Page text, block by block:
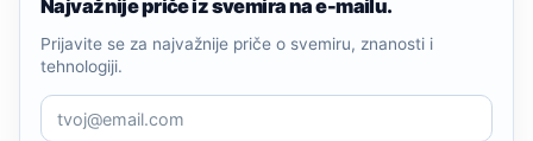
Najvažnije priče iz svemira na e-mailu.
Prijavite se za najvažnije priče o svemiru, znanosti i
tehnologiji.